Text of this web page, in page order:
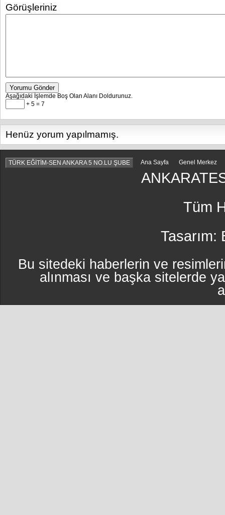
Görüşleriniz
Yorumu Gönder
Aşağıdaki İşlemde Boş Olan Alanı Doldurunuz.
+ 5 = 7
Henüz yorum yapılmamış.
TÜRK EĞİTİM-SEN ANKARA 5 NO.LU ŞUBE Ana Sayfa Genel Merkez
Tüm
Tasarım:
Bu sitedeki haberlerin ve
alınması ve başka sitelerde